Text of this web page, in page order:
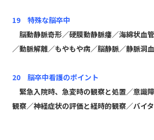
19 特殊な脳卒中
脳動静脈奇形／硬膜動静脈瘻／海綿状血
／動脈解離／もやもや病／脳静脈／静脈洞
20 脳卒中看護のポイント
緊急入院時、急変時の観察と処置／意識
観察／神経症状の評価と経時的観察／バイ